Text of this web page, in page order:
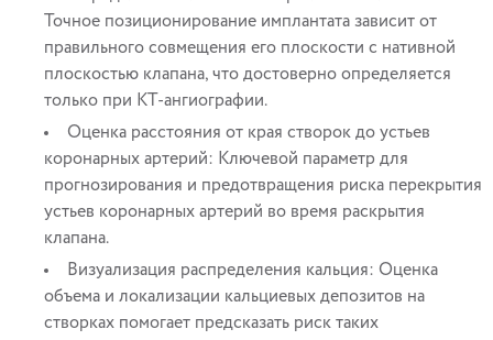
Точное позиционирование имплантата зависит от
правильного совмещения его плоскости с нативной
плоскостью клапана, что достоверно определяется
только при КТ-ангиографии.
Оценка расстояния от края створок до устьев
коронарных артерий: Ключевой параметр для
прогнозирования и предотвращения риска перекрытия
устьев коронарных артерий во время раскрытия
клапана.
Визуализация распределения кальция: Оценка
объема и локализации кальциевых депозитов на
створках помогает предсказать риск таких